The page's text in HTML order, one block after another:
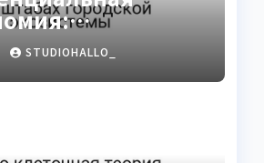
нули в
городской
STUDIOHALLO_